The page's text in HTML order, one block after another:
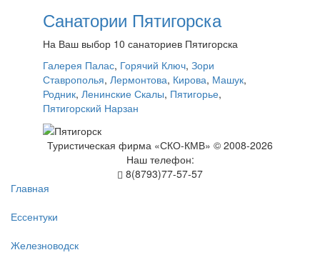
Санатории Пятигорска
На Ваш выбор 10 санаториев Пятигорска
Галерея Палас, Горячий Ключ, Зори
Ставрополья, Лермонтова, Кирова, Машук,
Родник, Ленинские Скалы, Пятигорье,
Пятигорский Нарзан
Туристическая фирма «СКО-КМВ» © 2008-2026
Наш телефон:
8(8793)77-57-57
Главная
Ессентуки
Железноводск